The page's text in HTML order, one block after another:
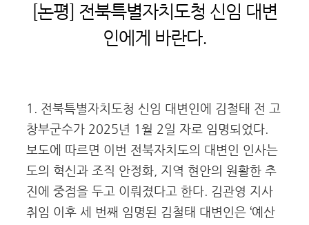
[논평] 전북특별자치도청 신임 대변
인에게 바란다.
1. 전북특별자치도청 신임 대변인에 김철태 전 고
창부군수가 2025년 1월 2일 자로 임명되었다.
보도에 따르면 이번 전북자치도의 대변인 인사는
도의 혁신과 조직 안정화, 지역 현안의 원활한 추
진에 중점을 두고 이뤄졌다고 한다. 김관영 지사
취임 이후 세 번째 임명된 김철태 대변인은 ‘예산